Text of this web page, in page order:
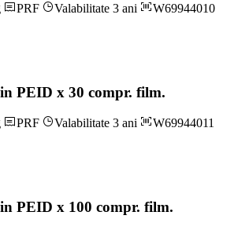
PRF Valabilitate 3 ani
W69944010
PEID x 30 compr. film.
PRF Valabilitate 3 ani
W69944011
PEID x 100 compr. film.